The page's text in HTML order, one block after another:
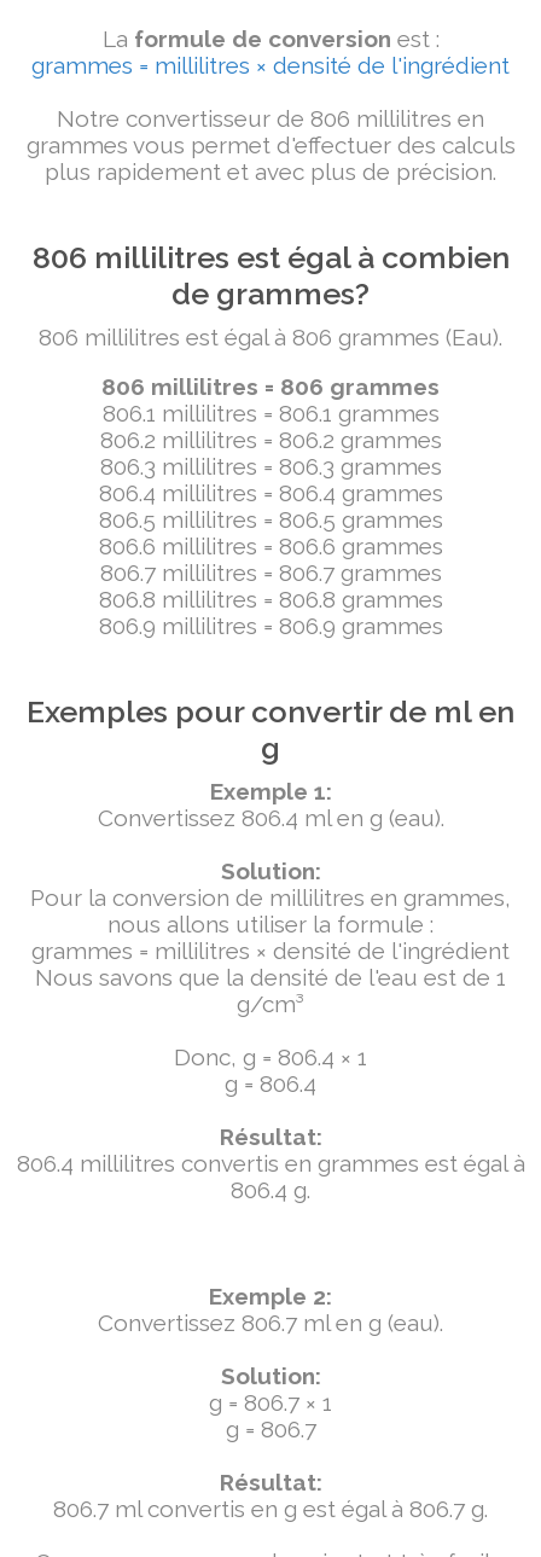
La formule de conversion est :
grammes = millilitres × densité de l'ingrédient
Notre convertisseur de 806 millilitres en
grammes vous permet d'effectuer des calculs
plus rapidement et avec plus de précision.
806 millilitres est égal à combien
de grammes?
806 millilitres est égal à 806 grammes (Eau).
806 millilitres = 806 grammes
806.1 millilitres = 806.1 grammes
806.2 millilitres = 806.2 grammes
806.3 millilitres = 806.3 grammes
806.4 millilitres = 806.4 grammes
806.5 millilitres = 806.5 grammes
806.6 millilitres = 806.6 grammes
806.7 millilitres = 806.7 grammes
806.8 millilitres = 806.8 grammes
806.9 millilitres = 806.9 grammes
Exemples pour convertir de ml en
g
Exemple 1:
Convertissez 806.4 ml en g (eau).
Solution:
Pour la conversion de millilitres en grammes,
nous allons utiliser la formule :
grammes = millilitres × densité de l'ingrédient
Nous savons que la densité de l'eau est de 1
g/cm³
Donc, g = 806.4 × 1
g = 806.4
Résultat:
806.4 millilitres convertis en grammes est égal à
806.4 g.
Exemple 2:
Convertissez 806.7 ml en g (eau).
Solution:
g = 806.7 × 1
g = 806.7
Résultat:
806.7 ml convertis en g est égal à 806.7 g.